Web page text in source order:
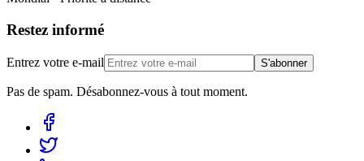
Restez informé
Entrez votre e-mail S'abonner
Pas de spam. Désabonnez-vous à tout moment.